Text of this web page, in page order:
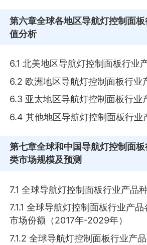
第六章全球各地区导航灯控制面
值分析
6.1 北美地区导航灯控制面板行业
6.2 欧洲地区导航灯控制面板行业
6.3 亚太地区导航灯控制面板行业
6.4 其他地区导航灯控制面板行业
第七章全球和中国导航灯控制面
类市场规模及预测
7.1 全球导航灯控制面板行业产品
7.1.1 全球导航灯控制面板行业产
市场份额（2017年-2029年）
7.1.2 全球导航灯控制面板行业产